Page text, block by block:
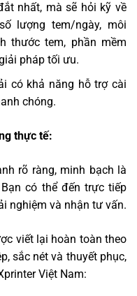
nhất, mà sẽ hỏi kỹ về
lượng tem/ngày, môi
thước tem, phần mềm
pháp tối ưu.
có khả năng hỗ trợ cài
chóng.
thực tế:
rõ ràng, minh bạch là
có thể đến trực tiếp
nghiệm và nhận tư vấn.
viết lại hoàn toàn theo
sắc nét và thuyết phục,
Việt Nam: